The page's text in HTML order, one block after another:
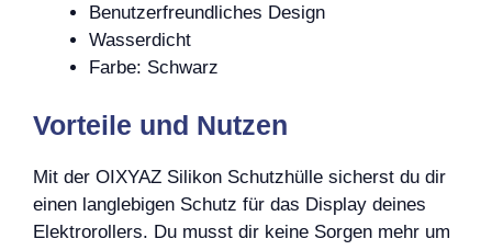
Benutzerfreundliches Design
Wasserdicht
Farbe: Schwarz
Vorteile und Nutzen
Mit der OIXYAZ Silikon Schutzhülle sicherst du dir
einen langlebigen Schutz für das Display deines
Elektrorollers. Du musst dir keine Sorgen mehr um